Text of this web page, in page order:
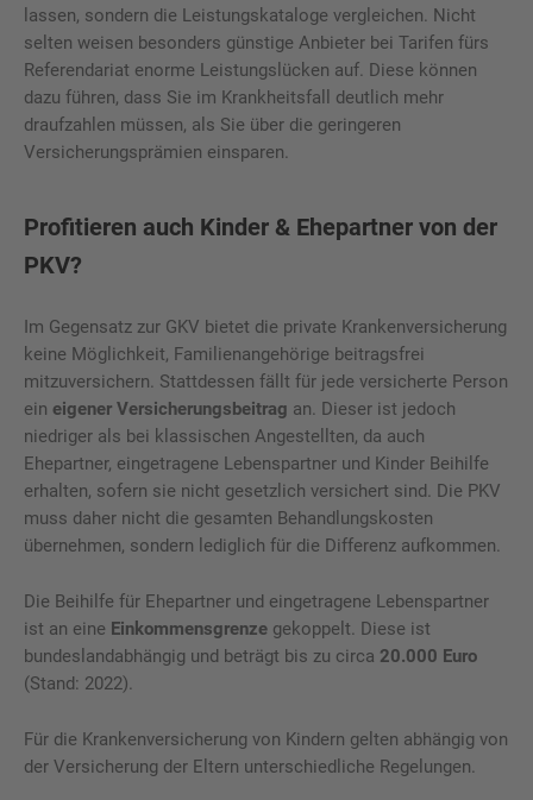
lassen, sondern die Leistungskataloge vergleichen. Nicht
selten weisen besonders günstige Anbieter bei Tarifen fürs
Referendariat enorme Leistungslücken auf. Diese können
dazu führen, dass Sie im Krankheitsfall deutlich mehr
draufzahlen müssen, als Sie über die geringeren
Versicherungsprämien einsparen.
Profitieren auch Kinder & Ehepartner von der
PKV?
Im Gegensatz zur GKV bietet die private Krankenversicherung
keine Möglichkeit, Familienangehörige beitragsfrei
mitzuversichern. Stattdessen fällt für jede versicherte Person
ein eigener Versicherungsbeitrag an. Dieser ist jedoch
niedriger als bei klassischen Angestellten, da auch
Ehepartner, eingetragene Lebenspartner und Kinder Beihilfe
erhalten, sofern sie nicht gesetzlich versichert sind. Die PKV
muss daher nicht die gesamten Behandlungskosten
übernehmen, sondern lediglich für die Differenz aufkommen.
Die Beihilfe für Ehepartner und eingetragene Lebenspartner
ist an eine Einkommensgrenze gekoppelt. Diese ist
bundeslandabhängig und beträgt bis zu circa 20.000 Euro
(Stand: 2022).
Für die Krankenversicherung von Kindern gelten abhängig von
der Versicherung der Eltern unterschiedliche Regelungen.